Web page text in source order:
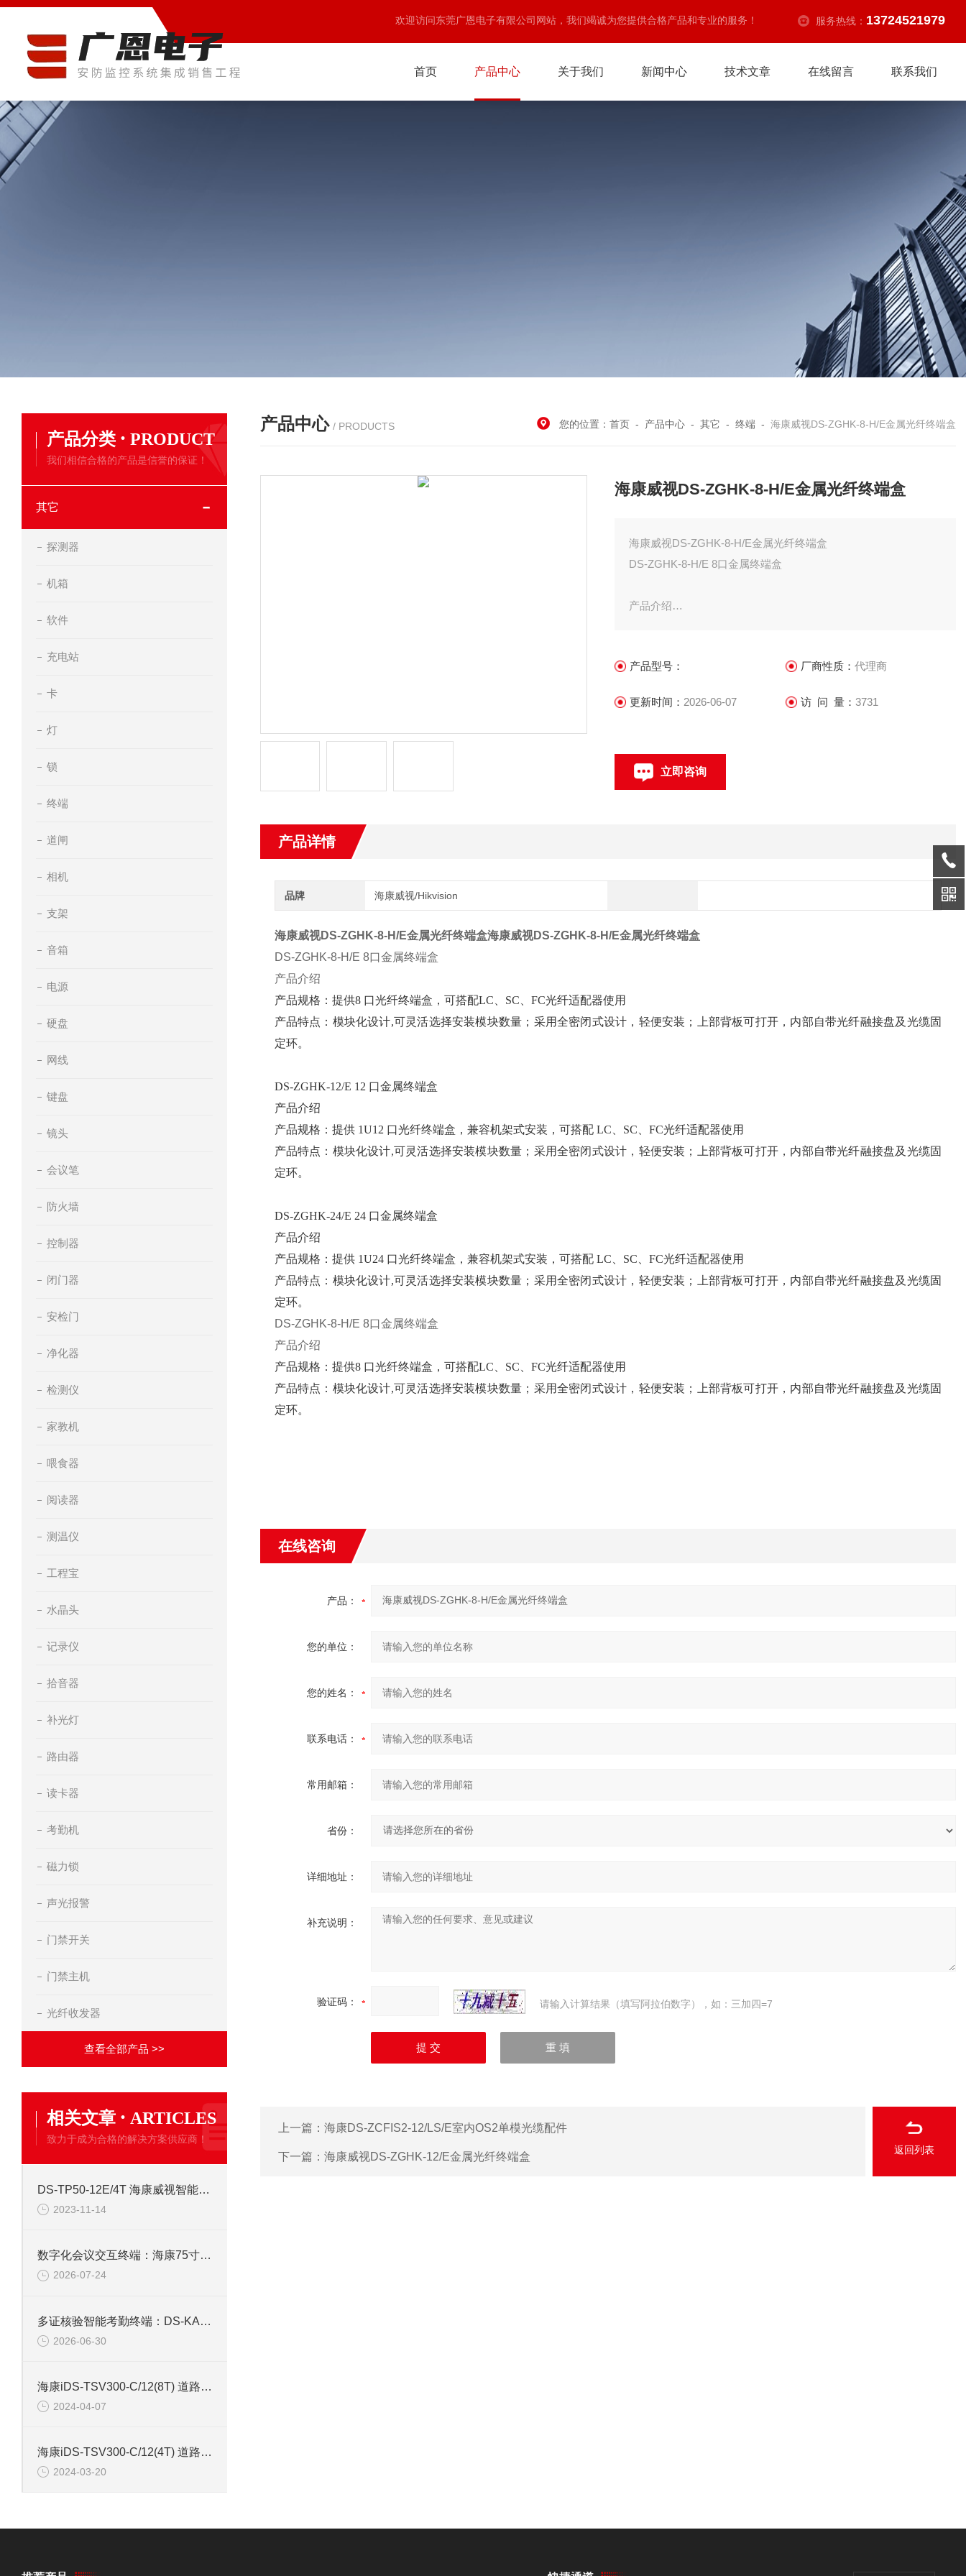
欢迎访问东莞广恩电子有限公司网站，我们竭诚为您提供合格产品和专业的服务！ 服务热线： 13724521979
首页 产品中心 关于我们 新闻中心 技术文章 在线留言 联系我们
产品分类 · PRODUCT
我们相信合格的产品是信誉的保证！
其它
探测器
机箱
软件
充电站
卡
灯
锁
终端
道闸
相机
支架
音箱
电源
硬盘
网线
键盘
镜头
会议笔
防火墙
控制器
闭门器
安检门
净化器
检测仪
家教机
喂食器
阅读器
测温仪
工程宝
水晶头
记录仪
拾音器
补光灯
路由器
读卡器
考勤机
磁力锁
声光报警
门禁开关
门禁主机
光纤收发器
查看全部产品 >>
相关文章 · ARTICLES
致力于成为合格的解决方案供应商！
DS-TP50-12E/4T 海康威视智能交通终端服务器
2023-11-14
数字化会议交互终端：海康75寸4K触摸会议一体机
2026-07-24
多证核验智能考勤终端：DS-KAB673-IBQR人脸识别打卡考勤机
2026-06-30
海康iDS-TSV300-C/12(8T) 道路智能终端
2024-04-07
海康iDS-TSV300-C/12(4T) 道路智能终端带硬盘4T
2024-03-20
产品中心 / PRODUCTS 您的位置： 首页 - 产品中心 - 其它 - 终端 - 海康威视DS-ZGHK-8-H/E金属光纤终端盒
海康威视DS-ZGHK-8-H/E金属光纤终端盒
海康威视DS-ZGHK-8-H/E金属光纤终端盒
DS-ZGHK-8-H/E 8口金属终端盒
产品介绍
使用
设计，轻便安装；上部背板可打开，内部自带光纤融接盘及光缆
产品型号： 厂商性质： 代理商
更新时间： 2026-06-07 访 问 量： 3731
立即咨询
产品详情
品牌 海康威视/Hikvision
海康威视DS-ZGHK-8-H/E金属光纤终端盒海康威视DS-ZGHK-8-H/E金属光纤终端盒
DS-ZGHK-8-H/E 8口金属终端盒
产品介绍
产品规格：提供8 口光纤终端盒，可搭配LC、SC、FC光纤适配器使用
产品特点：模块化设计,可灵活选择安装模块数量；采用全密闭式设计，轻便安装；上部背板可打开，内部自带光纤融接盘及光缆固
定环。
DS-ZGHK-12/E 12 口金属终端盒
产品介绍
产品规格：提供 1U12 口光纤终端盒，兼容机架式安装，可搭配 LC、SC、FC光纤适配器使用
产品特点：模块化设计,可灵活选择安装模块数量；采用全密闭式设计，轻便安装；上部背板可打开，内部自带光纤融接盘及光缆固
定环。
DS-ZGHK-24/E 24 口金属终端盒
产品介绍
产品规格：提供 1U24 口光纤终端盒，兼容机架式安装，可搭配 LC、SC、FC光纤适配器使用
产品特点：模块化设计,可灵活选择安装模块数量；采用全密闭式设计，轻便安装；上部背板可打开，内部自带光纤融接盘及光缆固
定环。
DS-ZGHK-8-H/E 8口金属终端盒
产品介绍
产品规格：提供8 口光纤终端盒，可搭配LC、SC、FC光纤适配器使用
产品特点：模块化设计,可灵活选择安装模块数量；采用全密闭式设计，轻便安装；上部背板可打开，内部自带光纤融接盘及光缆固
定环。
在线咨询
产品：
您的单位：
您的姓名：
联系电话：
常用邮箱：
省份：
详细地址：
补充说明：
验证码： 请输入计算结果（填写阿拉伯数字），如：三加四=7
上一篇： 海康DS-ZCFIS2-12/LS/E室内OS2单模光缆配件
下一篇： 海康威视DS-ZGHK-12/E金属光纤终端盒
返回列表